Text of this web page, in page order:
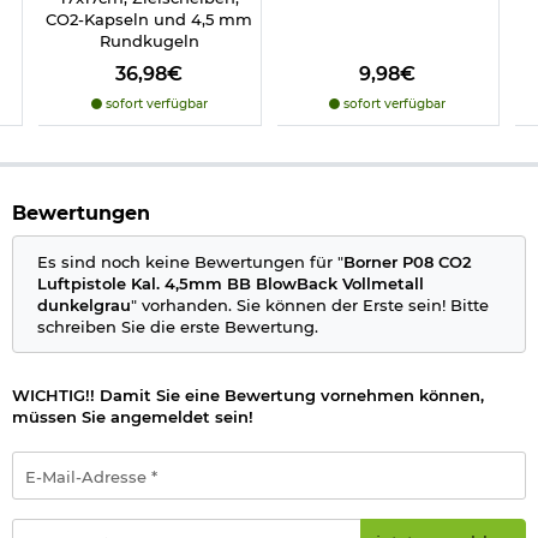
Replika-Fans, Einsteiger aber und Hobbyschützen, die ein
realistisches Blowback-Erlebnis im Vollmetall-Design suchen.
Lieferumfang:
Borner P08 CO2 Luftpistole Kal. 4,5mm BB BlowBack
Vollmetall dunkelgrau
Innensechskantschlüssel
Details zu Borner P08 CO2 Luftpistole Kal. 4,5 mm Stahl-BB:
Kaliber: 4,5 mm BB Rundkugeln
Munition: Stahl-BBs im Kaliber 4,5 mm
System: CO2 BlowBack, halbautomatisch
Betrieb mit 12g CO2-Kapseln
Magazin: ca. 20 Schuss
Schussgeschwindigkeit: bis zu 119 m/s
Lauf: Metall, glatt
Abzug:Single-Action
Material Schlitten: Metall
Material Gehäuse: Metall
CO2-Kapseln und 4,5 mm
Rundkugeln
36,98€
sofort verfügbar
9,98€
sofort verfügbar
Bewertungen
Es sind noch keine Bewertungen für "Borner P08 CO2
Luftpistole Kal. 4,5mm BB BlowBack Vollmetall
dunkelgrau" vorhanden. Sie können der Erste sein! Bitte
schreiben Sie die erste Bewertung.
WICHTIG!! Damit Sie eine Bewertung vornehmen können,
müssen Sie angemeldet sein!
Mail-
Adresse
*